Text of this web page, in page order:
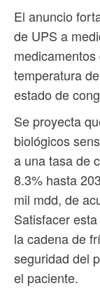
El anuncio
de UPS a
temperatura
estado de
Se proyecta
biológicos
a una tasa de
8.3% hasta
mil mdd, de
Satisfacer
la cadena de
seguridad del
el paciente.